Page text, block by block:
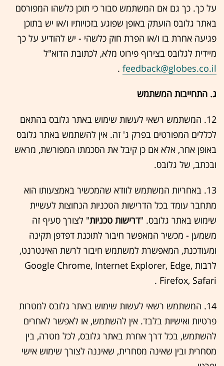
על כך. כך גם אם המשתמש סבור כי תוכן כלשהו המפורסם
באתר גלובס הועתק באופן שפוגע בזכויותיו ו/או יש בתוכן
פגיעה אחרת בו ו/או הפרת חוק כלשהי - יש להודיע על כך
מיידית לגלובס בצירוף פירוט מלא, לכתובת הדוא"ל
feedback@globes.co.il
.
ג. התחייבות המשתמש
12. המשתמש רשאי לעשות שימוש באתר גלובס בהתאם
לכללים המפורטים בפרק ‏ג' זה. אין להשתמש באתר גלובס
באופן אחר, אלא אם כן קיבל את הסכמתו המפורשת, מראש
ובכתב, של גלובס.
13. באחריות המשתמש לוודא שהמכשיר באמצעותו הוא
מתחבר עומד בכל הדרישות הטכניות הנחוצות לעשיית
שימוש באתר גלובס. "דרישות טכניות" לצורך סעיף זה
משמען - מכשיר המאפשר חיבור לתוכנת דפדפן תקינה
ומעודכנת, המאפשרת למשתמש חיבור לרשת האינטרנט,
לרבות Google Chrome, Internet Explorer, Edge,
Firefox, Safari .
14. המשתמש רשאי לעשות שימוש באתר גלובס למטרות
פרטיות ואישיות בלבד. אין להשתמש, או לאפשר לאחרים
להשתמש, בכל דרך אחרת באתר גלובס, לכל מטרה, בין
מסחרית ובין שאינה מסחרית, שאיננה לצורך שימוש אישי